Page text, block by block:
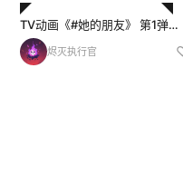
◤ ◥
TV动画《#她的朋友》 第1弹关
键视觉解禁！！ ◣
◢ TV动画《她的朋
烬灭执行官